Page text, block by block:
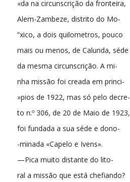
«da na circunscrição da fronteira,
Alem-Zambeze, distrito do Mo-
“xico, a dois quilometros, pouco
mais ou menos, de Calunda, séde
da mesma circunscrição. A mi-
nha missão foi creada em princi-
»pios de 1922, mas só pelo decre-
to n.º 306, de 20 de Maio de 1923,
foi fundada a sua séde e dono-
-minada «Capelo e Ivens».
—Pica muito distante do lito-
ral a missão que está chefiando?